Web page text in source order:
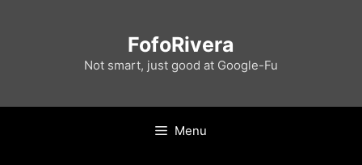
FofoRivera
Not smart, just good at Google-Fu
Menu